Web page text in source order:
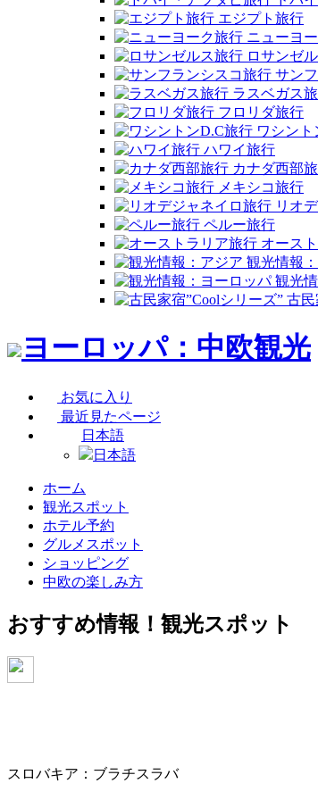
エジプト旅行
ニューヨ
ロサンゼ
サン
ラスベガス
フロリダ旅行
ワシント
ハワイ旅行
カナダ西部
メキシコ旅行
リオ
ペルー旅行
オース
観光情報
観光
古民
ヨーロッパ：中欧観光
お気に入り
最近見たページ
日本語
日本語
ホーム
観光スポット
ホテル予約
グルメスポット
ショッピング
中欧の楽しみ方
おすすめ情報！ 観光スポット
スロバキア：ブラチスラバ